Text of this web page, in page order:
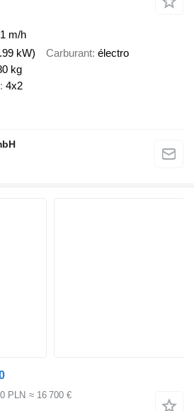
m/h
kW) Carburant électro
kg
4x2
PLN ≈ 16 700 €